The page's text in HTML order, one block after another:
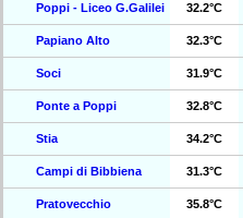
Poppi - Liceo G.Galilei 32.2°C
Papiano Alto 32.3°C
Soci 31.9°C
Ponte a Poppi 32.8°C
Stia 34.2°C
Campi di Bibbiena 31.3°C
Pratovecchio 35.8°C